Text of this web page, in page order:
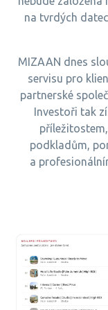
na tvrdých
MIZAAN dnes
servisu pro
partnerské
Investoři tak
podkladům,
a